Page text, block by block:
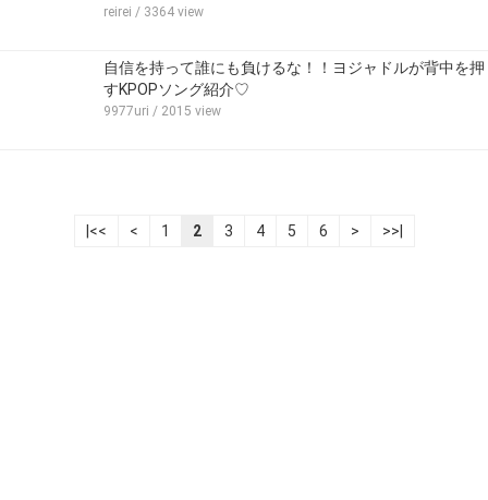
reirei / 3364 view
自信を持って誰にも負けるな！！ヨジャドルが背中を押
すKPOPソング紹介♡
9977uri / 2015 view
|<< < 1 2 3 4 5 6 > >>|